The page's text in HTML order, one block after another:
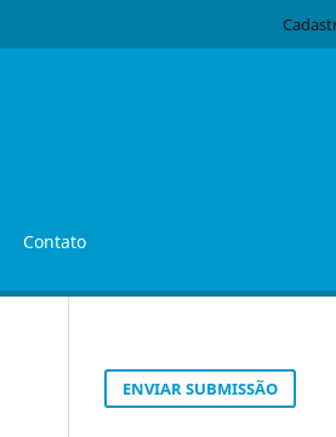
Contato
ENVIAR SUBMISSÃO